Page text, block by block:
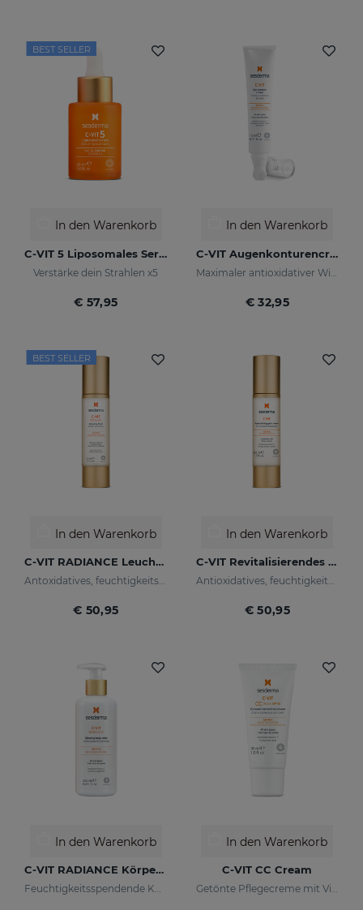
BEST SELLER
In den Warenkorb
C-VIT 5 Liposomales Serum
Verstärke dein Strahlen x5
€ 57,95
In den Warenkorb
C-VIT Augenkonturencreme
€ 32,95
BEST SELLER
In den Warenkorb
C-VIT RADIANCE Leuchtkraft-Fluid
Antoxidatives, feuchtigkeitsspendendes, faltenhemmendes und aufhellendes Fluid
€ 50,95
In den Warenkorb
C-VIT Revitalisierendes Cremegel
Antioxidatives, feuchtigkeitsspendendes, faltenhemmendes und aufhellendes Cremegel
€ 50,95
In den Warenkorb
C-VIT RADIANCE Körpermilch Mit Leuchtkraft
Feuchtigkeitsspendende Körpermilch
In den Warenkorb
C-VIT CC Cream
Getönte Pflegecreme mit Vitamin C und Hyaluronsäure